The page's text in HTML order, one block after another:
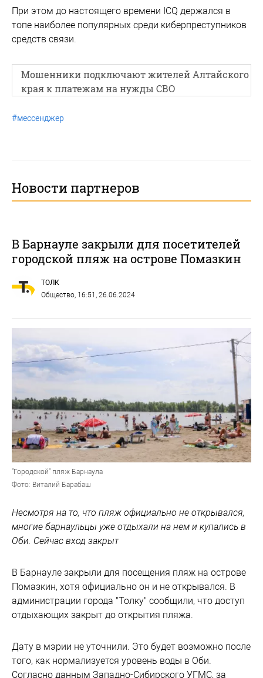
При этом до настоящего времени ICQ держался в
топе наиболее популярных среди киберпреступников
средств связи.
Мошенники подключают жителей Алтайского
края к платежам на нужды СВО
#мессенджер
Новости партнеров
В Барнауле закрыли для посетителей
городской пляж на острове Помазкин
ТОЛК
Общество , 16:51, 26.06.2024
"Городской" пляж Барнаула
Фото: Виталий Барабаш
Несмотря на то, что пляж официально не открывался,
многие барнаульцы уже отдыхали на нем и купались в
Оби. Сейчас вход закрыт
В Барнауле закрыли для посещения пляж на острове
Помазкин, хотя официально он и не открывался. В
администрации города "Толку" сообщили, что доступ
отдыхающих закрыт до открытия пляжа.
Дату в мэрии не уточнили. Это будет возможно после
того, как нормализуется уровень воды в Оби.
Согласно данным Западно-Сибирского УГМС, за